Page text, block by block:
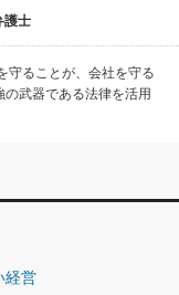
護士
ることが、会社を守る
武器である法律を活用
経営